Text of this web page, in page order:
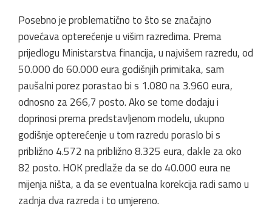
Posebno je problematično to što se značajno
povećava opterećenje u višim razredima. Prema
prijedlogu Ministarstva financija, u najvišem razredu, od
50.000 do 60.000 eura godišnjih primitaka, sam
paušalni porez porastao bi s 1.080 na 3.960 eura,
odnosno za 266,7 posto. Ako se tome dodaju i
doprinosi prema predstavljenom modelu, ukupno
godišnje opterećenje u tom razredu poraslo bi s
približno 4.572 na približno 8.325 eura, dakle za oko
82 posto. HOK predlaže da se do 40.000 eura ne
mijenja ništa, a da se eventualna korekcija radi samo u
zadnja dva razreda i to umjereno.